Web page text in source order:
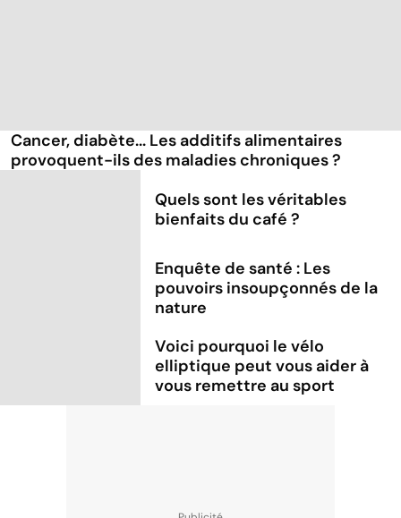
Cancer, diabète... Les additifs alimentaires
provoquent-ils des maladies chroniques ?
Quels sont les véritables
bienfaits du café ?
Enquête de santé : Les
pouvoirs insoupçonnés de la
nature
Voici pourquoi le vélo
elliptique peut vous aider à
vous remettre au sport